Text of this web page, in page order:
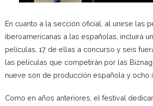
En cuanto a la sección oficial, al unirse las
iberoamericanas a las españolas, incluirá
películas, 17 de ellas a concurso y seis
las películas que competirán por las
nueve son de producción española y ocho
Como en años anteriores, el festival